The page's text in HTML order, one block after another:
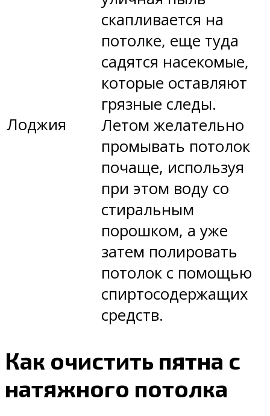
Лоджия
скапливается на
потолке, еще туда
садятся насекомые,
которые оставляют
грязные следы.
Летом желательно
промывать потолок
почаще, используя
при этом воду со
стиральным
порошком, а уже
затем полировать
потолок с помощью
спиртосодержащих
средств.
Как очистить пятна с
натяжного потолка